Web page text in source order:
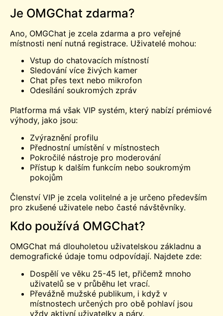
Je OMGChat zdarma?
Ano, OMGChat je zcela zdarma a pro veřejné
místnosti není nutná registrace. Uživatelé mohou:
Vstup do chatovacích místností
Sledování více živých kamer
Chat přes text nebo mikrofon
Odesílání soukromých zpráv
Platforma má však VIP systém, který nabízí prémiové
výhody, jako jsou:
Zvýraznění profilu
Přednostní umístění v místnostech
Pokročilé nástroje pro moderování
Přístup k dalším funkcím nebo soukromým
pokojům
Členství VIP je zcela volitelné a je určeno především
pro zkušené uživatele nebo časté návštěvníky.
Kdo používá OMGChat?
OMGChat má dlouholetou uživatelskou základnu a
demografické údaje tomu odpovídají. Najdete zde:
Dospělí ve věku 25-45 let, přičemž mnoho
uživatelů se v průběhu let vrací.
Převážně mužské publikum, i když v
místnostech určených pro obě pohlaví jsou
vždy aktivní uživatelky a páry.